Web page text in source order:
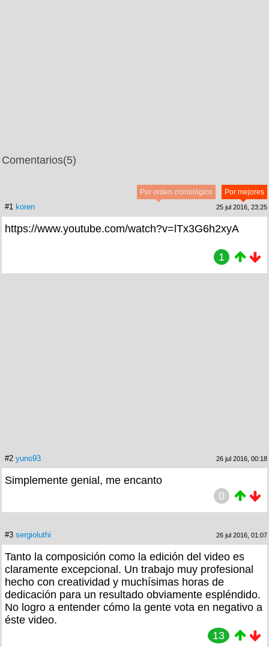
Comentarios(5)
Por mejores
Por orden cronológico
#1 koren 25 jul 2016, 23:25
https://www.youtube.com/watch?v=lTx3G6h2xyA
1
#2 yuno93 26 jul 2016, 00:18
Simplemente genial, me encanto
0
#3 sergioluthi 26 jul 2016, 01:07
Tanto la composición como la edición del video es
claramente excepcional. Un trabajo muy profesional
hecho con creatividad y muchísimas horas de
dedicación para un resultado obviamente espléndido.
No logro a entender cómo la gente vota en negativo a
éste video.
13